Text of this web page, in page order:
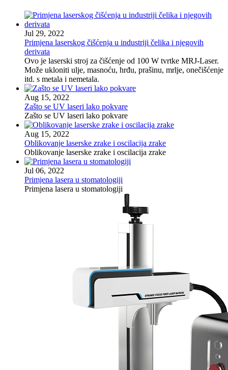
Jul 29, 2022
Primjena laserskog čišćenja u industriji čelika i njegovih
derivata
Ovo je laserski stroj za čišćenje od 100 W tvrtke MRJ-Laser.
Može ukloniti ulje, masnoću, hrđu, prašinu, mrlje, onečišćenje
itd. s metala i nemetala.
Aug 15, 2022
Zašto se UV laseri lako pokvare
Zašto se UV laseri lako pokvare
Aug 15, 2022
Oblikovanje laserske zrake i oscilacija zrake
Oblikovanje laserske zrake i oscilacija zrake
Jul 06, 2022
Primjena lasera u stomatologiji
Primjena lasera u stomatologiji